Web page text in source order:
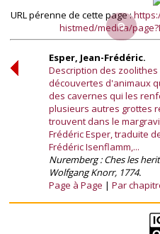
URL pérenne de cette page :
histmed/medica/
Esper, Jean-Frédéric.
Description des
découvertes d'animaux
des cavernes qui les
plusieurs autres grottes
trouvent dans le
Frédéric Esper, traduite
Frédéric Isenflamm,...
Nuremberg : Ches les
Wolfgang Knorr, 1774.
Page à Page
Par